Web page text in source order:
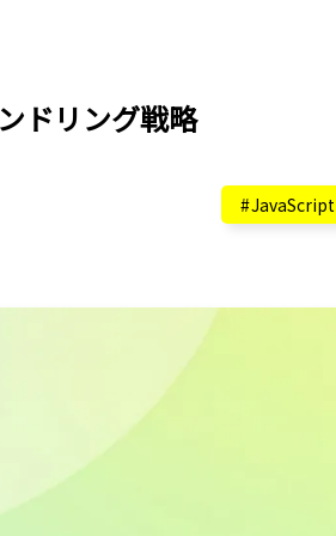
ドリング戦略
JavaScript